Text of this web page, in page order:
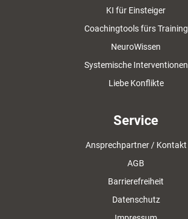
KI für Einsteiger
Coachingtools fürs Training
NeuroWissen
Systemische Interventionen
Liebe Konflikte
Service
Ansprechpartner / Kontakt
AGB
Barrierefreiheit
Datenschutz